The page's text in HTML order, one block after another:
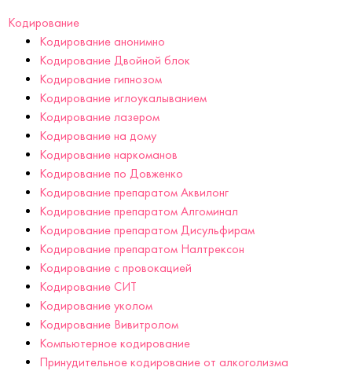
Кодирование
Кодирование анонимно
Кодирование Двойной блок
Кодирование гипнозом
Кодирование иглоукалыванием
Кодирование лазером
Кодирование на дому
Кодирование наркоманов
Кодирование по Довженко
Кодирование препаратом Аквилонг
Кодирование препаратом Алгоминал
Кодирование препаратом Дисульфирам
Кодирование препаратом Налтрексон
Кодирование с провокацией
Кодирование СИТ
Кодирование уколом
Кодирование Вивитролом
Компьютерное кодирование
Принудительное кодирование от алкоголизма